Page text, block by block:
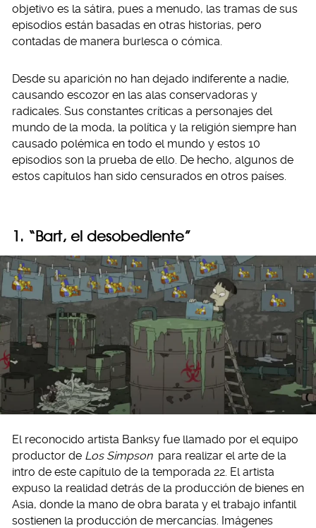
objetivo es la sátira, pues a menudo, las tramas de sus
episodios están basadas en otras historias, pero
contadas de manera burlesca o cómica.
Desde su aparición no han dejado indiferente a nadie,
causando escozor en las alas conservadoras y
radicales. Sus constantes críticas a personajes del
mundo de la moda, la política y la religión siempre han
causado polémica en todo el mundo y estos 10
episodios son la prueba de ello. De hecho, algunos de
estos capítulos han sido censurados en otros países.
1. “Bart, el desobediente”
El reconocido artista Banksy fue llamado por el equipo
productor de Los Simpson para realizar el arte de la
intro de este capítulo de la temporada 22. El artista
expuso la realidad detrás de la producción de bienes en
Asia, donde la mano de obra barata y el trabajo infantil
sostienen la producción de mercancías. Imágenes